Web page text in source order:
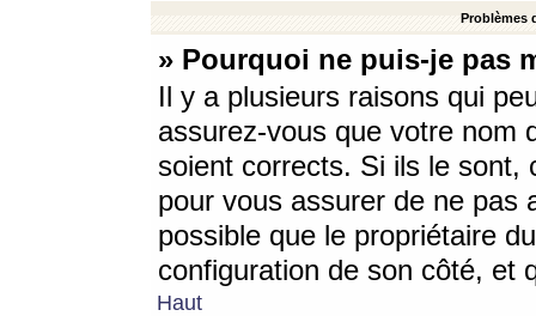
Problèmes
» Pourquoi ne puis-je pas
Il y a plusieurs raisons qui
assurez-vous que votre nom
soient corrects. Si ils le sont,
pour vous assurer de ne pas
possible que le propriétaire
configuration de son côté, et
Haut